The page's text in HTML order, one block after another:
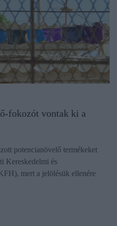
fokozót vontak ki a
potencianövelő termékeket
Kereskedelmi és
mert a jelölésük ellenére